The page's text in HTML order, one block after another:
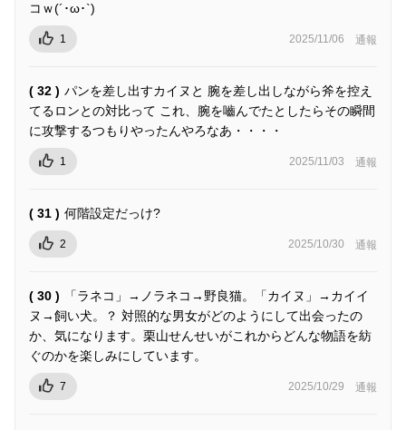
コｗ(´･ω･`)
1 2025/11/06 通報
( 32 ) パンを差し出すカイヌと 腕を差し出しながら斧を控え
てるロンとの対比って これ、腕を嚙んでたとしたらその瞬間
に攻撃するつもりやったんやろなあ・・・・
1 2025/11/03 通報
( 31 ) 何階設定だっけ?
2 2025/10/30 通報
( 30 )
「ラネコ」→ノラネコ→野良猫。「カイヌ」→カイイ
ヌ→飼い犬。？ 対照的な男女がどのようにして出会ったの
か、気になります。栗山せんせいがこれからどんな物語を紡
ぐのかを楽しみにしています。
7 2025/10/29 通報